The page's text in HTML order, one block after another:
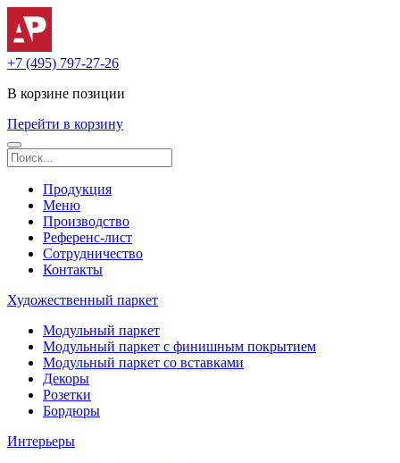
+7 (495) 797-27-26
В корзине позиции
Перейти в корзину
Продукция
Меню
Производство
Референс-лист
Сотрудничество
Контакты
Художественный паркет
Модульный паркет
Модульный паркет с финишным покрытием
Модульный паркет со вставками
Декоры
Розетки
Бордюры
Интерьеры